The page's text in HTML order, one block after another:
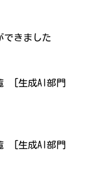
きました
[生成AI部門
[生成AI部門